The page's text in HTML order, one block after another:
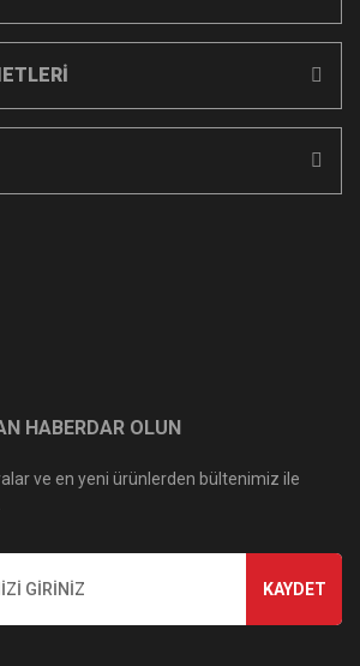
HABERDAR OLUN
ve en yeni ürünlerden bültenimiz ile
KAYDET